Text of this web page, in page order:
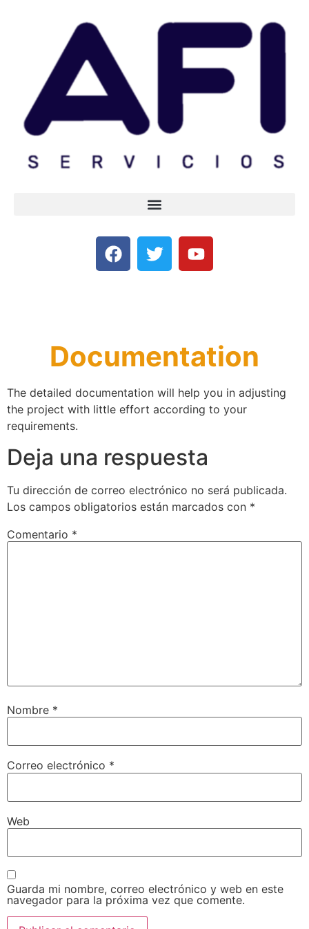
Documentation
The detailed documentation will help you in adjusting
the project with little effort according to your
requirements.
Deja una respuesta
Tu dirección de correo electrónico no será publicada.
Los campos obligatorios están marcados con *
Comentario *
Nombre *
Correo electrónico *
Web
Guarda mi nombre, correo electrónico y web en este
navegador para la próxima vez que comente.